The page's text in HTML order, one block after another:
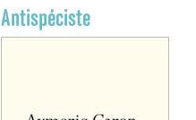
Antispéciste